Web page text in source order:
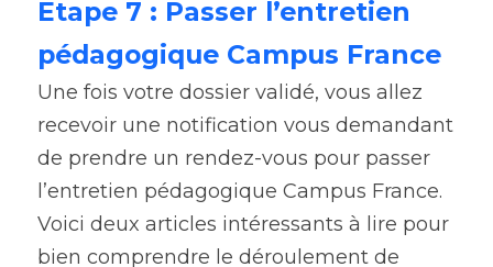
Etape 7 : Passer l’entretien
pédagogique Campus France
Une fois votre dossier validé, vous allez
recevoir une notification vous demandant
de prendre un rendez-vous pour passer
l’entretien pédagogique Campus France.
Voici deux articles intéressants à lire pour
bien comprendre le déroulement de